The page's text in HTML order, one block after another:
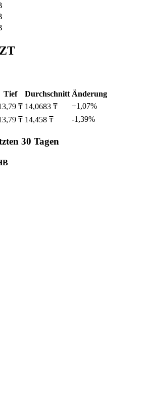
Tief Durchschnitt Änderung
₸ 14,0683 ₸
+1,07%
₸ 14,458 ₸ -1,39%
30 Tagen